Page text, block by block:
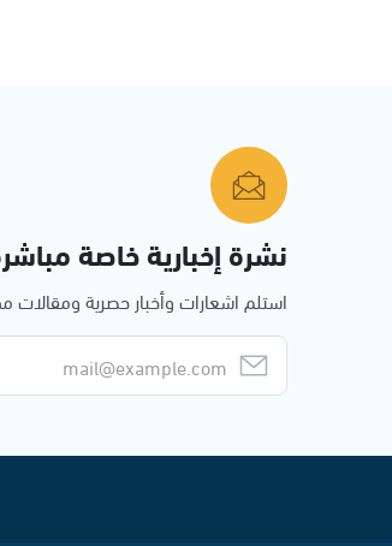
نشرة إخبارية خاصة
استلم اشعارات وأخبار حصرية